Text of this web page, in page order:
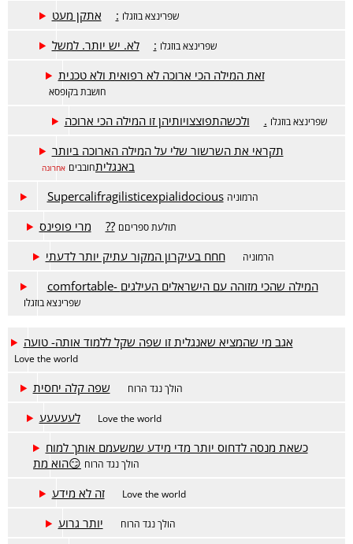
אתקן מעט: שפרינצא בוזגלו
לא. יש יותר. למשל: שפרינצא בוזגלו
זאת המילה הכי ארוכה לא רפואית ולא טכנית
חושבת בקופסא
ולכשהתפוצצויותיהן זו המילה הכי ארוכה. שפרינצא בוזגלו
תקראי את השרשור שלי על המילה הארוכה ביותר
באנגליתחובבים אחרונה
Supercalifragilisticexpialidocious הרמוניה
מרי פופינס?? תולעת ספריםם
חחח בעיקרון המקור עתיק יותר לדעתי הרמוניה
comfortable- המילה שהכי מזוהה עם הישראלים העילגים
שפרינצא בוזגלו
אגב מי שהמציא שאנגלית זו שפה שקל ללמוד אותה- טועה
Love the world
שפה קלה יחסית הולך נגד הרוח
לעעעעע Love the world
כשאת מנסה לדחוס יותר מדי מידע שמשעמם אותך למוח
הוא מת😏 הולך נגד הרוח
זה לא מידע Love the world
יותר גרוע הולך נגד הרוח